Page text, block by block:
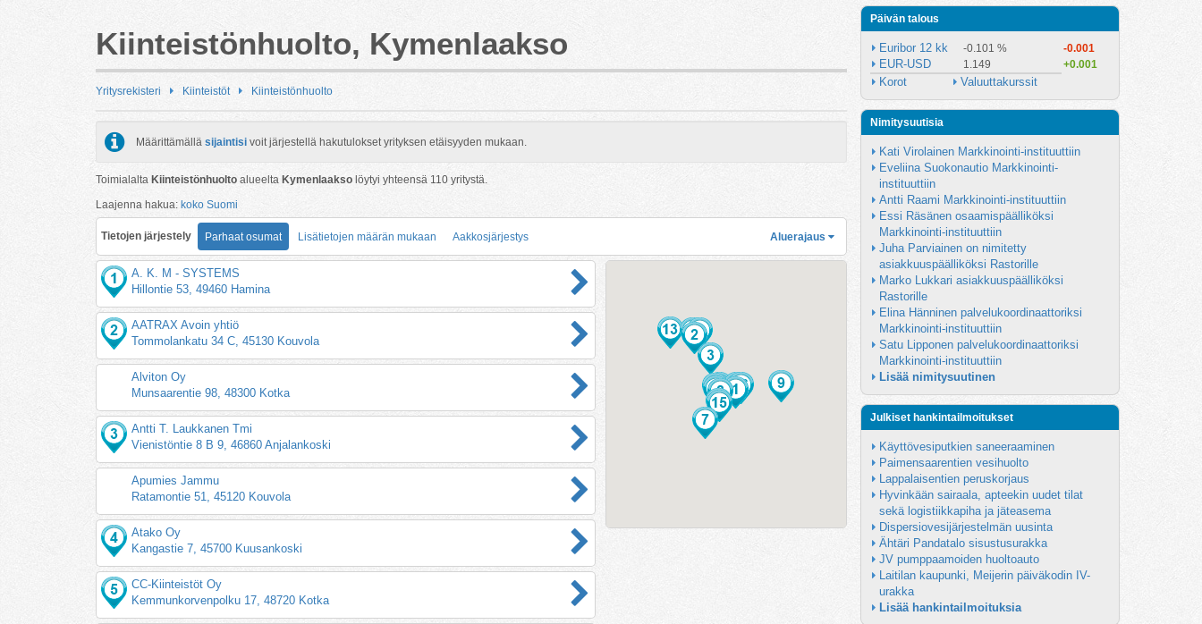
Kiinteistönhuolto, Kymenlaakso
Yritysrekisteri Kiinteistöt Kiinteistönhuolto
Määrittämällä sijaintisi voit järjestellä hakutulokset yrityksen etäisyyden mukaan.
Toimialalta Kiinteistönhuolto alueelta Kymenlaakso löytyi yhteensä 110 yritystä.
Laajenna hakua: koko Suomi
Tietojen järjestely Parhaat osumat Lisätietojen määrän mukaan Aakkosjärjestys Aluerajaus
A. K. M - SYSTEMS
Hillontie 53, 49460 Hamina
AATRAX Avoin yhtiö
Tommolankatu 34 C, 45130 Kouvola
Alviton Oy
Munsaarentie 98, 48300 Kotka
Antti T. Laukkanen Tmi
Vienistöntie 8 B 9, 46860 Anjalankoski
Apumies Jammu
Ratamontie 51, 45120 Kouvola
Atako Oy
Kangastie 7, 45700 Kuusankoski
CC-Kiinteistöt Oy
Kemmunkorvenpolku 17, 48720 Kotka
Päivän talous
Euribor 12 kk -0.101 % -0.001
EUR-USD 1.149 +0.001
Korot Valuuttakurssit
Nimitysuutisia
Kati Virolainen Markkinointi-instituuttiin
Eveliina Suokonautio Markkinointi-
instituuttiin
Antti Raami Markkinointi-instituuttiin
Essi Räsänen osaamispäälliköksi
Markkinointi-instituuttiin
Juha Parviainen on nimitetty
asiakkuuspäälliköksi Rastorille
Marko Lukkari asiakkuuspäälliköksi
Rastorille
Elina Hänninen palvelukoordinaattoriksi
Markkinointi-instituuttiin
Satu Lipponen palvelukoordinaattoriksi
Markkinointi-instituuttiin
Lisää nimitysuutinen
Julkiset hankintailmoitukset
Käyttövesiputkien saneeraaminen
Paimensaarentien vesihuolto
Lappalaisentien peruskorjaus
Hyvinkään sairaala, apteekin uudet tilat
sekä logistiikkapiha ja jäteasema
Dispersiovesijärjestelmän uusinta
Ähtäri Pandatalo sisustusurakka
JV pumppaamoiden huoltoauto
Laitilan kaupunki, Meijerin päiväkodin IV-
urakka
Lisää hankintailmoituksia